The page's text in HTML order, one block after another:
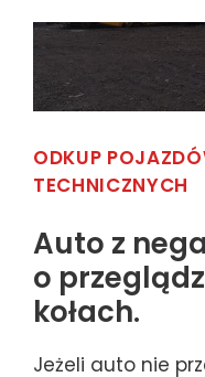
ODKUP
TECHNICZNYCH
Auto z
o
kołach.
Jeżeli auto nie